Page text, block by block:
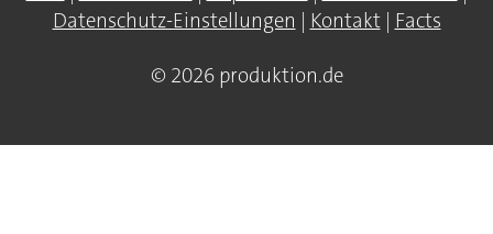
Datenschutz-Einstellungen | Kontakt| Facts
© 2026 produktion.de